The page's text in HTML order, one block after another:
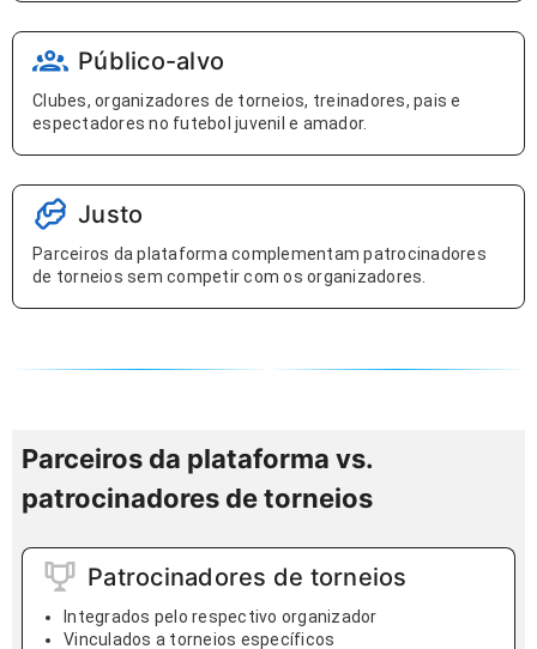
Público-alvo
Clubes, organizadores de torneios, treinadores, pais e
espectadores no futebol juvenil e amador.
Justo
Parceiros da plataforma complementam patrocinadores
de torneios sem competir com os organizadores.
Parceiros da plataforma vs.
patrocinadores de torneios
Patrocinadores de torneios
Integrados pelo respectivo organizador
Vinculados a torneios específicos